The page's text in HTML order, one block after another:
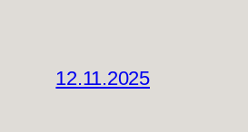
12.11.2025